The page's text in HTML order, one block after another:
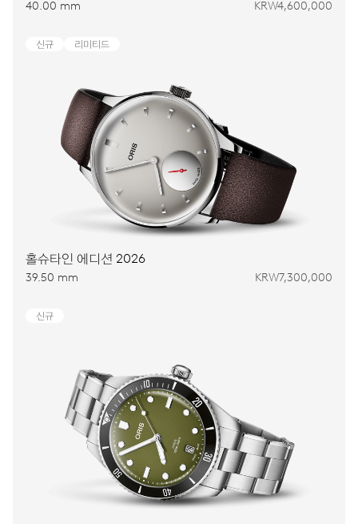
40.00 mm KRW4,600,000
신규 리미티드
홀슈타인 에디션 2026
39.50 mm KRW7,300,000
신규